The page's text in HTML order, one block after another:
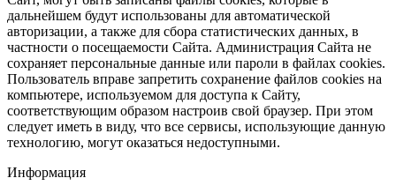
дальнейшем будут использованы для автоматической
авторизации, а также для сбора статистических данных, в
частности о посещаемости Сайта. Администрация Сайта не
сохраняет персональные данные или пароли в файлах cookies.
Пользователь вправе запретить сохранение файлов cookies на
компьютере, используемом для доступа к Сайту,
соответствующим образом настроив свой браузер. При этом
следует иметь в виду, что все сервисы, использующие данную
технологию, могут оказаться недоступными.
Информация